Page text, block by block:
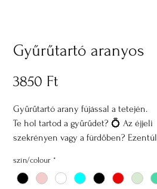
Gyűrűtartó aranyos
3850 FtÁr
Gyűrűtartó arany fújással a tetején.
Te hol tartod a gyűrűdet? 💍 Az éjjeli
szekrényen vagy a fürdőben? Ezentúl
Méretek:
47 mm / 3350 Ft
szín/colour *